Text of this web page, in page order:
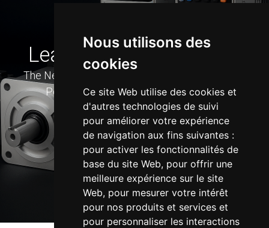
Nous utilisons des
cookies
Ce site Web utilise des cookies et
d'autres technologies de suivi
pour améliorer votre expérience
de navigation aux fins suivantes :
pour activer les fonctionnalités de
base du site Web, pour offrir une
meilleure expérience sur le site
Web, pour mesurer votre intérêt
pour nos produits et services et
pour personnaliser les interactions
Leadshine's EL8 Series
The New Generation of Servo Drives Combining
Performance, Connectivity, and Safety